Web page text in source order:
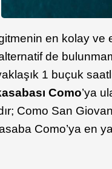
en kolay ve
de
1 buçuk
Como’ya
Como San
Como’ya en